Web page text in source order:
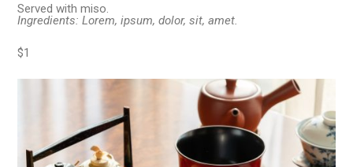
Served with miso.
Ingredients: Lorem, ipsum, dolor, sit, amet.
$1